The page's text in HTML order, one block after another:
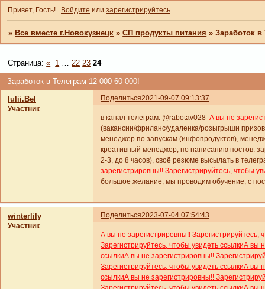
Привет, Гость! Войдите или зарегистрируйтесь.
»Все вместе г.Новокузнецк »СП продукты питания »Заработок в
Заработок в Телеграм 12 000-60 000!
Страница:« 1 … 22 23 24
Поделиться2021-09-07 09:13:37
Iulii.Bel
Участник
в канал телеграм: @rabotav028 А вы не
(вакансии/фриланс/удаленка/розыгрыши
менеджер по запускам (инфопродуктов),
креативный менеджер, по написанию постов.
2-3, до 8 часов), своё резюме высылать в
зарегистрировны!! Зарегистрируйтесь, чтобы
большое желание, мы проводим обучение, с
Поделиться2023-07-04 07:54:43
winterlily
Участник
А вы не зарегистрировны!! Зарегистрируйтесь,
Зарегистрируйтесь, чтобы увидеть ссылкиА вы
ссылкиА вы не зарегистрировны!!
Зарегистрируйтесь, чтобы увидеть ссылкиА вы
ссылкиА вы не зарегистрировны!!